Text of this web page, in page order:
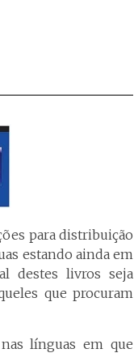
para distribuição
estando ainda em
destes livros seja
que procuram
línguas em que